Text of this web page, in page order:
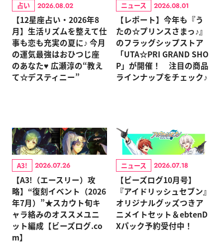
占い 2026.08.02
【12星座占い・2026年8
月】生活リズムを整えて仕
事も恋も充実の夏に♪ 今月
の運気最強はおひつじ座
のあなた♥ 広瀬淳の“教え
て☆デスティニー”
ニュース 2026.08.01
【レポート】今年も『う
たの☆プリンスさまっ♪』
のフラッグシップストア
「UTA☆PRI GRAND SHO
P」が開催！ 注目の商品
ラインナップをチェック♪
A3! 2026.07.26
【A3!（エースリー）攻
略】“復刻イベント（2026
年7月）”★スカウト旬キ
ャラ絡みのオススメユニ
ット編成【ビーズログ.co
m】
ニュース 2026.07.18
【ビーズログ10月号】
『アイドリッシュセブン』
オリジナルグッズつきア
ニメイトセット＆ebtenD
Xパック予約受付中！